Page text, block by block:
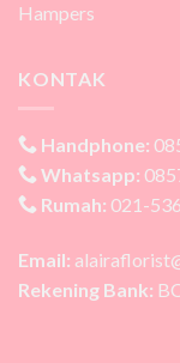
Hampers
KONTAK
Handphone:
Whatsapp:
Rumah: 021-
Email:
Rekening Bank: